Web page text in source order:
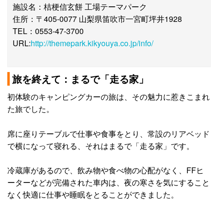
施設名：桔梗信玄餅 工場テーマパーク
住所：〒405-0077 山梨県笛吹市一宮町坪井1928
TEL：0553-47-3700
URL:http://themepark.kikyouya.co.jp/info/
旅を終えて：まるで「走る家」
初体験のキャンピングカーの旅は、その魅力に惹きこまれ
た旅でした。
席に座りテーブルで仕事や食事をとり、常設のリアベッド
で横になって寝れる、それはまるで「走る家」です。
冷蔵庫があるので、飲み物や食べ物の心配がなく、FFヒ
ーターなどが完備された車内は、夜の寒さを気にすること
なく快適に仕事や睡眠をとることができました。